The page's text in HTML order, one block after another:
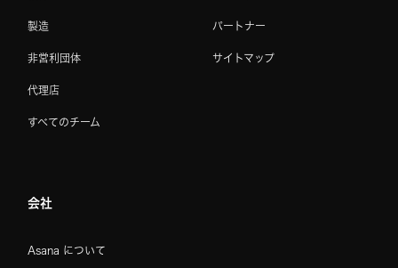
製造
非営利団体
代理店
すべてのチーム
パートナー
サイトマップ
会社
Asana について